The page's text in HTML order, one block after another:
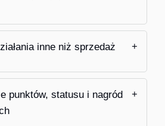
inne niż sprzedaż
punktów, statusu i nagród